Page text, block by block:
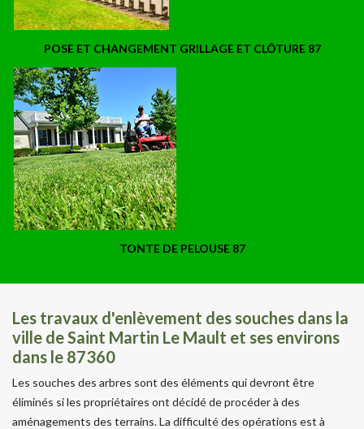
POSE ET CHANGEMENT GRILLAGE ET CLÔTURE 87
TONTE DE PELOUSE 87
Les travaux d'enlèvement des souches dans la
ville de Saint Martin Le Mault et ses environs
dans le 87360
Les souches des arbres sont des éléments qui devront être
éliminés si les propriétaires ont décidé de procéder à des
aménagements des terrains. La difficulté des opérations est à